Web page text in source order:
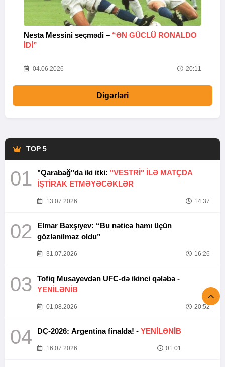
Nesta Messini seçmədi – “ƏN GÜCLÜ RONALDO
IDI”
04.06.2026 20:11
Digərləri
TOP 5
01 "Qarabağ"da iki itki: "VESTRİ" İLƏ MATÇDA
İŞTİRAK ETMƏYƏCƏKLƏR
13.07.2026 14:37
02
Elmar Baxşıyev: “Bu nəticə hamı üçün
gözlənilməz oldu”
31.07.2026 16:26
03
Tofiq Musayevdən UFC-də ikinci qələbə -
YENİLƏNİB
01.08.2026 20:52
04 DÇ-2026: Argentina finalda! - YENİLƏNİB
16.07.2026 01:01